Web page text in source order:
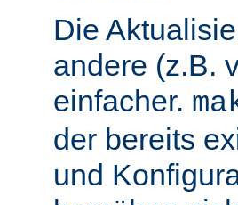
Die
andere (z.B.
einfacher.
der bereits
und